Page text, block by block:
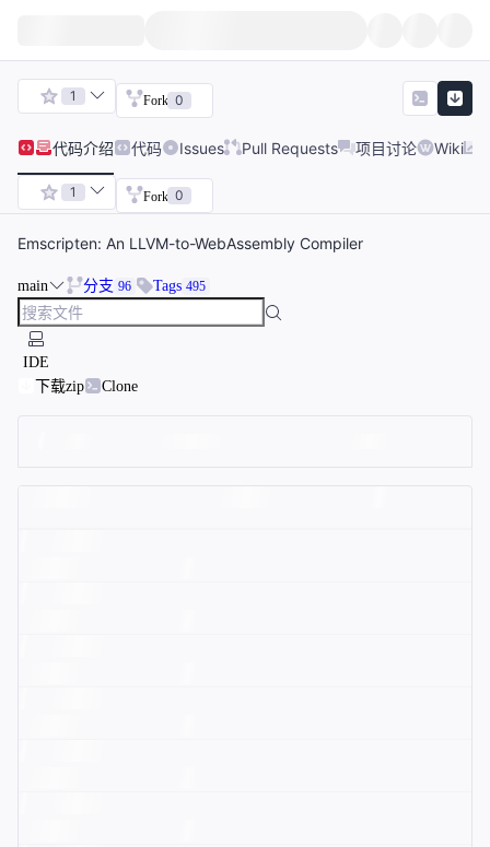
1 Fork 0
代码介绍 代码 Issues Pull Requests 项目讨论 Wiki
1 Fork 0
Emscripten: An LLVM-to-WebAssembly Compiler
main 分支 96 Tags 495
IDE
下载zip
Clone